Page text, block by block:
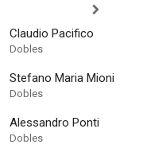
Claudio Pacifico
Dobles
Stefano Maria Mioni
Dobles
Alessandro Ponti
Dobles